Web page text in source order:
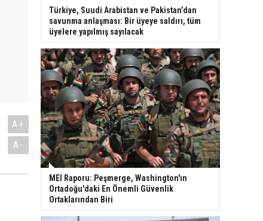
A+
A-
Türkiye, Suudi Arabistan ve Pakistan’dan
savunma anlaşması: Bir üyeye saldırı, tüm
üyelere yapılmış sayılacak
MEI Raporu: Peşmerge, Washington'ın
Ortadoğu'daki En Önemli Güvenlik
Ortaklarından Biri